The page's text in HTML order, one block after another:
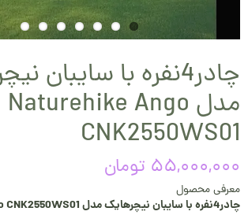
چادر4نفره با سایبان
مدل ‏Naturehike Ango
CNK2550WS01
۵۵,۰۰۰,۰۰۰ تومان
معرفی محصول
چادر4نفره با سایبان نیچرهایک مدل ‏Naturehike Ango CNK2550WS01